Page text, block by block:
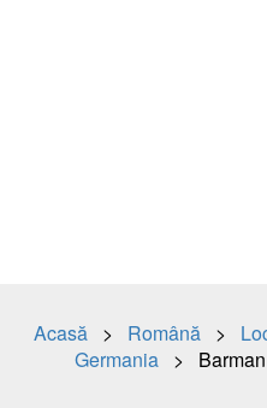
Acasă > Română >
Germania> Barman